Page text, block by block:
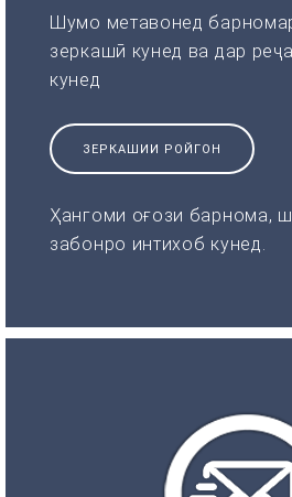
Шумо метавонед
зеркашӣ кунед ва дар
кунед
ЗЕРКАШИИ РОЙГОН
Ҳангоми оғози барнома,
забонро интихоб кунед.